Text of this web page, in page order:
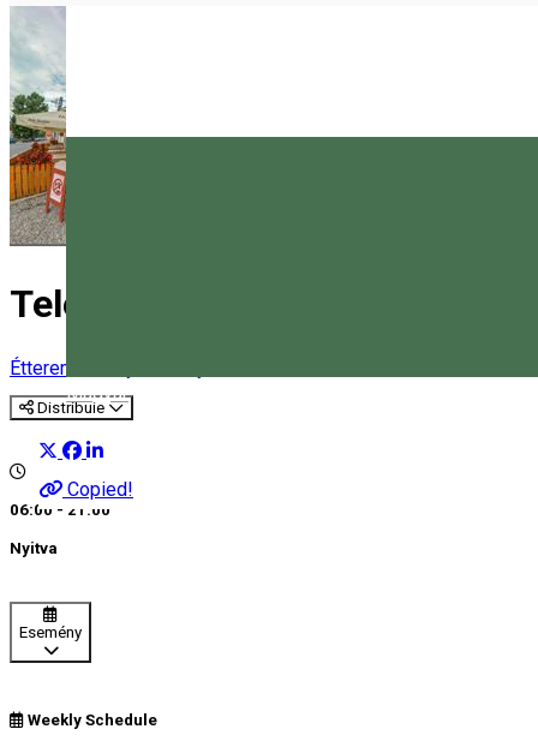
Magyar
Telegdy Ház Étterem
Étterem
Distribuie
Copied!
06:00 - 21:00
Nyitva
Esemény
Weekly Schedule